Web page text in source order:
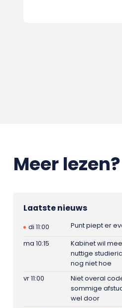
Meer lezen?
Laatste nieuws
di 11:00
Punt piept er
ma 10:15
Kabinet wil
nuttige
nog niet hoe
vr 11:00
Niet overal
sommige
wel door